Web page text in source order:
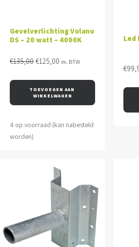
Gevelverlichting Volano
DS – 20 watt – 4000K
€135,00 Oorspronkelijke
was:
€135,00.
€125,00 Huidige
is:
€125,00.
ex. BTW
TOEVOEGEN AAN
WINKELWAGEN
4 op voorraad (kan nabesteld
worden)
Led
€